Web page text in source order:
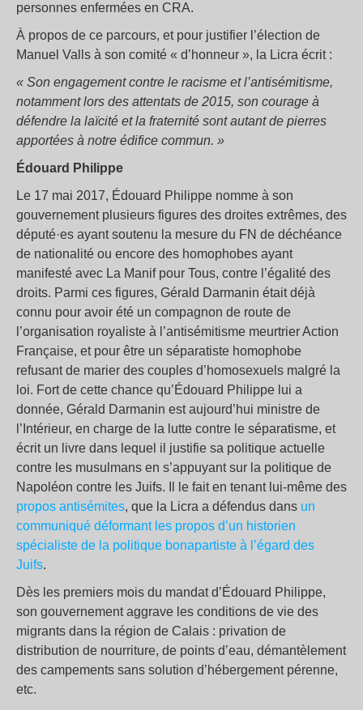
personnes enfermées en CRA.
À propos de ce parcours, et pour justifier l’élection de
Manuel Valls à son comité « d’honneur », la Licra écrit :
« Son engagement contre le racisme et l’antisémitisme,
notamment lors des attentats de 2015, son courage à
défendre la laïcité et la fraternité sont autant de pierres
apportées à notre édifice commun. »
Édouard Philippe
Le 17 mai 2017, Édouard Philippe nomme à son
gouvernement plusieurs figures des droites extrêmes, des
député·es ayant soutenu la mesure du FN de déchéance
de nationalité ou encore des homophobes ayant
manifesté avec La Manif pour Tous, contre l’égalité des
droits. Parmi ces figures, Gérald Darmanin était déjà
connu pour avoir été un compagnon de route de
l’organisation royaliste à l’antisémitisme meurtrier Action
Française, et pour être un séparatiste homophobe
refusant de marier des couples d’homosexuels malgré la
loi. Fort de cette chance qu’Édouard Philippe lui a
donnée, Gérald Darmanin est aujourd’hui ministre de
l’Intérieur, en charge de la lutte contre le séparatisme, et
écrit un livre dans lequel il justifie sa politique actuelle
contre les musulmans en s’appuyant sur la politique de
Napoléon contre les Juifs. Il le fait en tenant lui-même des
propos antisémites, que la Licra a défendus dans un
communiqué déformant les propos d’un historien
spécialiste de la politique bonapartiste à l’égard des
Juifs.
Dès les premiers mois du mandat d’Édouard Philippe,
son gouvernement aggrave les conditions de vie des
migrants dans la région de Calais : privation de
distribution de nourriture, de points d’eau, démantèlement
des campements sans solution d’hébergement pérenne,
etc.